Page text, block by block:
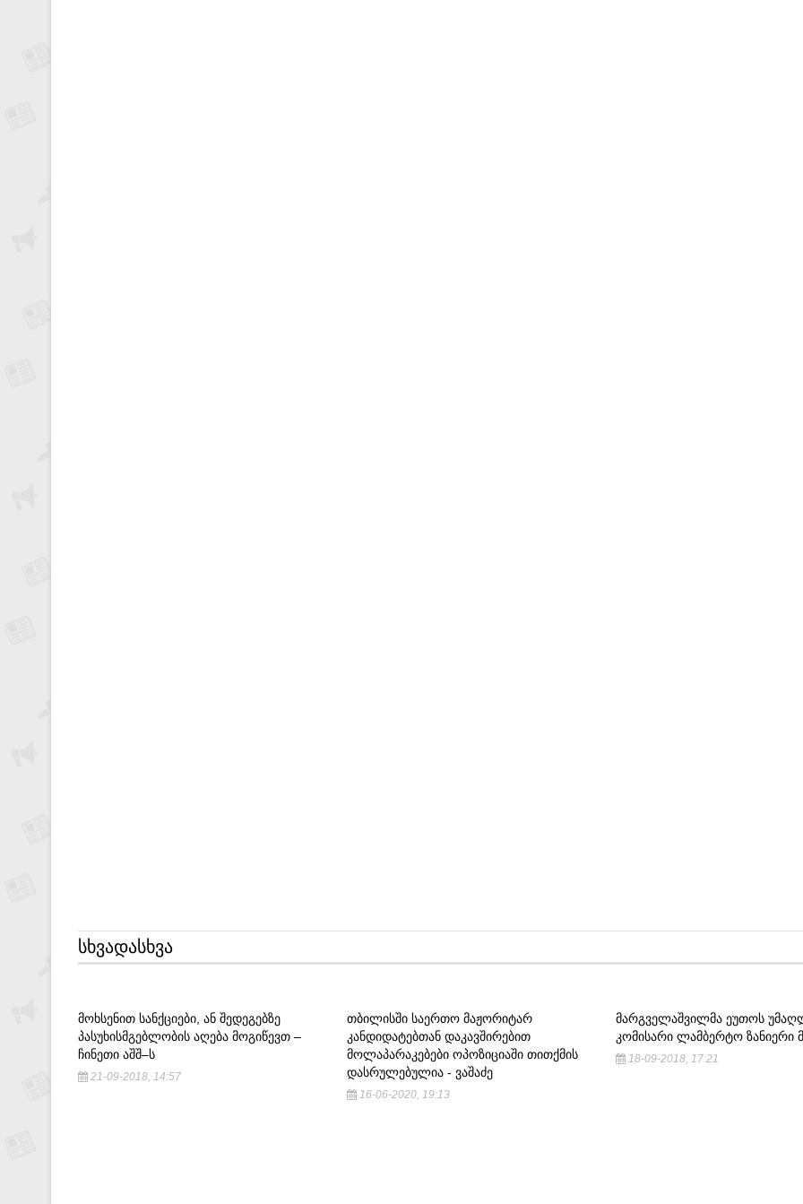
ᲡᲮᲕᲐᲓᲐᲡᲮᲕᲐ
ᲛᲝᲮᲡᲔᲜᲘᲗ ᲡᲐᲜᲥᲪᲘᲔᲑᲘ, ᲐᲜ ᲨᲔᲓᲔᲒᲔᲑᲖᲔ
ᲞᲐᲡᲣᲮᲘᲡᲛᲒᲔᲑᲚᲝᲑᲘᲡ ᲐᲦᲔᲑᲐ ᲛᲝᲒᲘᲬᲔᲕᲗ –
ᲩᲘᲜᲔᲗᲘ ᲐᲨᲨ–Ს
21-09-2018, 14:57
ᲗᲑᲘᲚᲘᲡᲨᲘ ᲡᲐᲔᲠᲗᲝ ᲛᲐᲟᲝᲠᲘᲢᲐᲠ
ᲙᲐᲜᲓᲘᲓᲐᲢᲔᲑᲗᲐᲜ ᲓᲐᲙᲐᲕᲨᲘᲠᲔᲑᲘᲗ
ᲛᲝᲚᲐᲞᲐᲠᲐᲙᲔᲑᲔᲑᲘ ᲝᲞᲝᲖᲘᲪᲘᲐᲨᲘ ᲗᲘᲗᲥᲛᲘᲡ
ᲓᲐᲡᲠᲣᲚᲔᲑᲣᲚᲘᲐ - ᲕᲐᲨᲐᲫᲔ
16-06-2020, 19:13
ᲛᲐᲠᲒᲕᲔᲚᲐᲨᲕᲘᲚᲛᲐ ᲔᲣᲗᲝᲡ
ᲙᲝᲛᲘᲡᲐᲠᲘ ᲚᲐᲛᲑᲔᲠᲢᲝ ᲖᲐᲜᲘᲔᲠᲘ
18-09-2018, 17:21